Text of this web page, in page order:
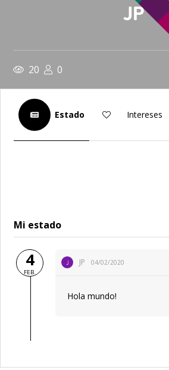
JP
20 0
Estado Intereses
Mi estado
4
FEB.
J JP 04/02/2020
Hola mundo!